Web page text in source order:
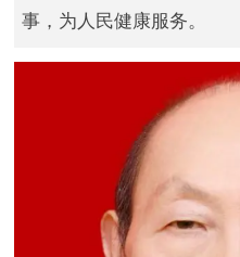
事，为人民健康服务。